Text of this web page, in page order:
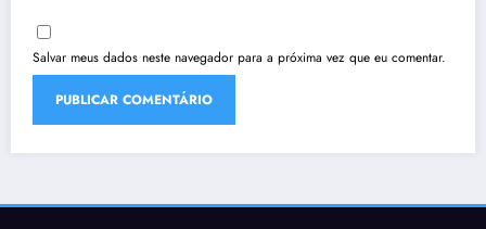
Salvar meus dados neste navegador para a próxima vez que eu comentar.